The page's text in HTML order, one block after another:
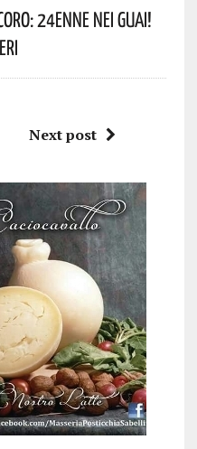
24enne Nei Guai!
Next post